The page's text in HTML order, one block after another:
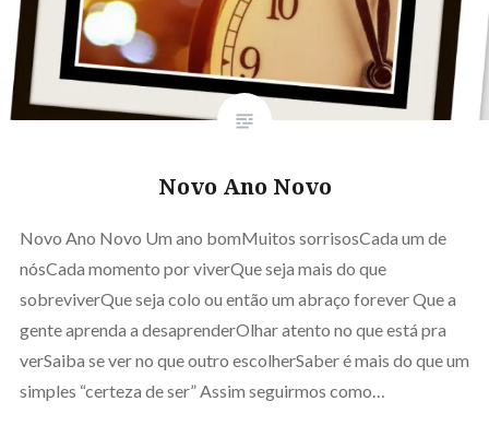
Novo Ano Novo
Novo Ano Novo Um ano bomMuitos sorrisosCada um de
nósCada momento por viverQue seja mais do que
sobreviverQue seja colo ou então um abraço forever Que a
gente aprenda a desaprenderOlhar atento no que está pra
verSaiba se ver no que outro escolherSaber é mais do que um
simples “certeza de ser” Assim seguirmos como…